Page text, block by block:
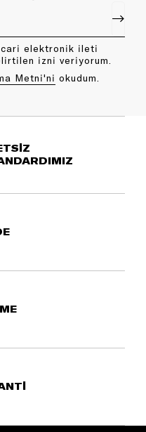
elektronik ileti
izni veriyorum.
Metni'ni okudum.